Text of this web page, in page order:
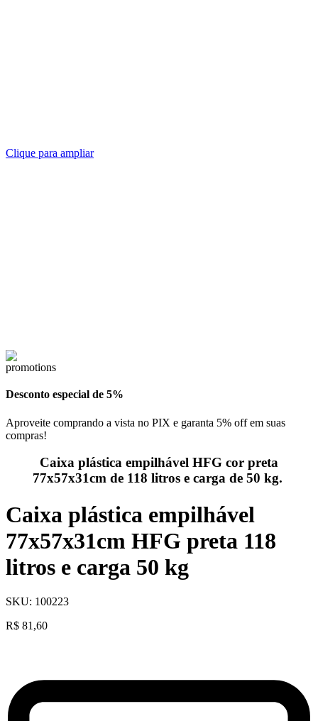
Clique para ampliar
Desconto especial de 5%
Aproveite comprando a vista no PIX e garanta 5% off em suas
compras!
Caixa plástica empilhável HFG cor preta
77x57x31cm de 118 litros e carga de 50 kg.
Caixa plástica empilhável
77x57x31cm HFG preta 118
litros e carga 50 kg
SKU: 100223
R$ 81,60